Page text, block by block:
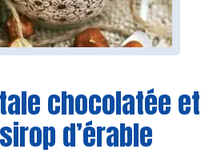
chocolatée et
d’érable